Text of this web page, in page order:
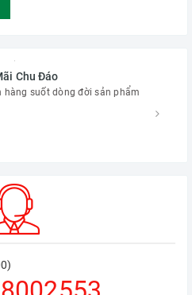
Chu Đáo
hàng suốt dòng đời sản phẩm